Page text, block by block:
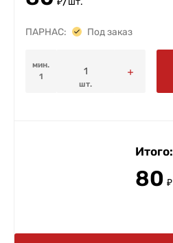
ПАРНАС: Под заказ
мин.
1
шт.
Итого:
80 ₽